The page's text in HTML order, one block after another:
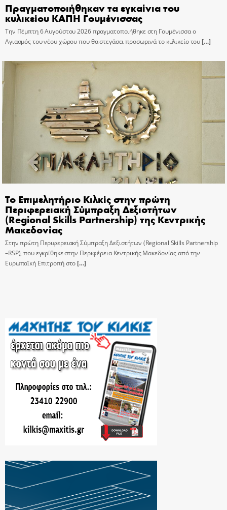
Πραγματοποιήθηκαν τα εγκαίνια του
κυλικείου ΚΑΠΗ Γουμένισσας
Την Πέμπτη 6 Αυγούστου 2026 πραγματοποιήθηκε στη Γουμένισσα ο
Αγιασμός του νέου χώρου που θα στεγάσει προσωρινά το κυλικείο του[…]
Το Επιμελητήριο Κιλκίς στην πρώτη
Περιφερειακή Σύμπραξη Δεξιοτήτων
(Regional Skills Partnership) της Κεντρικής
Μακεδονίας
Στην πρώτη Περιφερειακή Σύμπραξη Δεξιοτήτων (Regional Skills Partnership
–RSP), που εγκρίθηκε στην Περιφέρεια Κεντρικής Μακεδονίας από την
Ευρωπαϊκή Επιτροπή στο[…]